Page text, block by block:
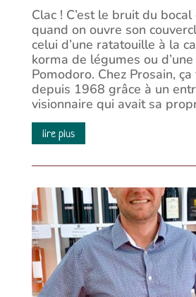
Clac ! C’est le bruit du
quand on ouvre son
celui d’une ratatouille à la
korma de légumes ou d’une
Pomodoro. Chez Prosain,
depuis 1968 grâce à un
visionnaire qui avait sa
lire plus